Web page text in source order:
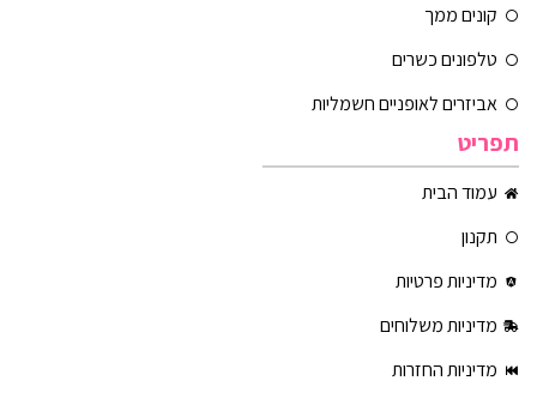
קונים ממך
טלפונים כשרים
אביזרים לאופניים חשמליות
תפריט
עמוד הבית
תקנון
מדיניות פרטיות
מדיניות משלוחים
מדיניות החזרות